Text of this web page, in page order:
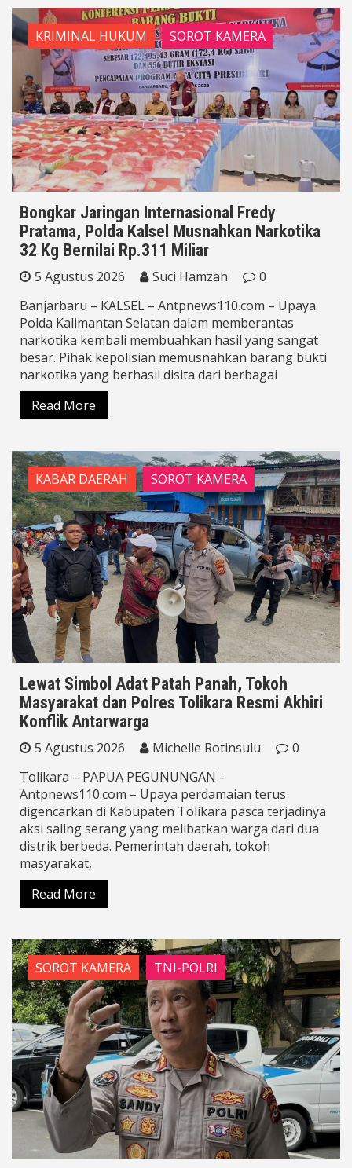
KRIMINAL HUKUM SOROT KAMERA
Bongkar Jaringan Internasional Fredy
Pratama, Polda Kalsel Musnahkan Narkotika
32 Kg Bernilai Rp.311 Miliar
5 Agustus 2026 Suci Hamzah
0
Banjarbaru – KALSEL – Antpnews110.com – Upaya
Polda Kalimantan Selatan dalam memberantas
narkotika kembali membuahkan hasil yang sangat
besar. Pihak kepolisian memusnahkan barang bukti
narkotika yang berhasil disita dari berbagai
Read More
KABAR DAERAH SOROT KAMERA
Lewat Simbol Adat Patah Panah, Tokoh
Masyarakat dan Polres Tolikara Resmi Akhiri
Konflik Antarwarga
5 Agustus 2026 Michelle Rotinsulu
0
Tolikara – PAPUA PEGUNUNGAN –
Antpnews110.com – Upaya perdamaian terus
digencarkan di Kabupaten Tolikara pasca terjadinya
aksi saling serang yang melibatkan warga dari dua
distrik berbeda. Pemerintah daerah, tokoh
masyarakat,
Read More
SOROT KAMERA TNI-POLRI